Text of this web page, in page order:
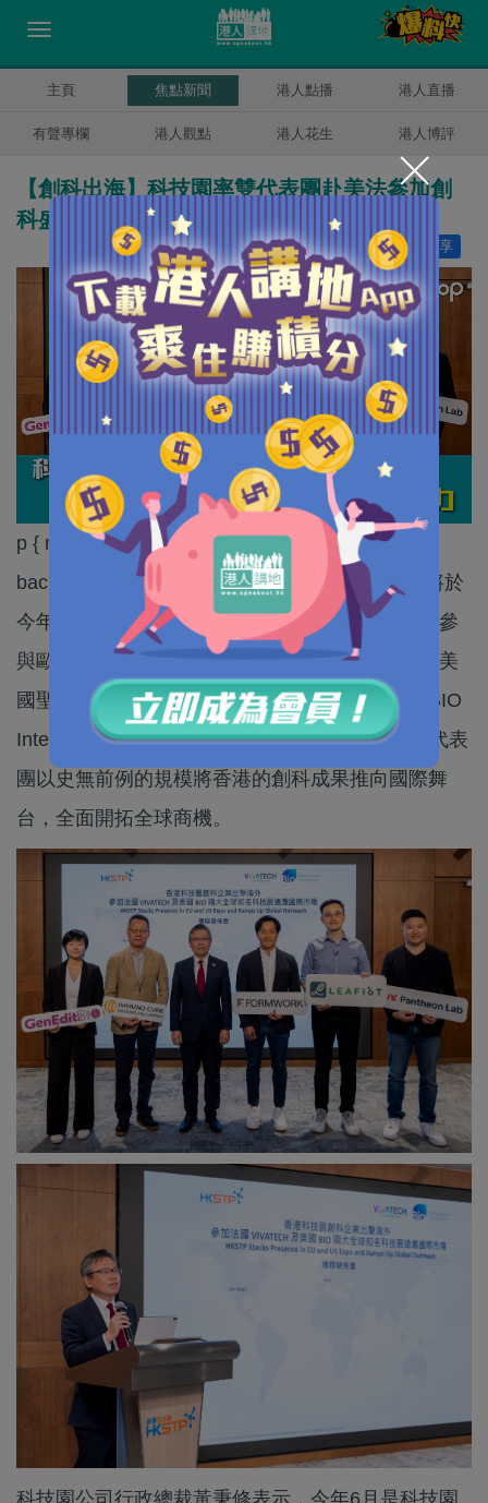
主頁 焦點新聞 港人點播 港人直播
有聲專欄 港人觀點 港人花生 港人博評
【創科出海】科技園率雙代表團赴美法參加創
科盛會 展示本港AI及生物科技實力
分享
讚好 6
p { margin-bottom: 0.25cm; line-height: 115%;
background: transparent香港科技園公司宣布，將於
今年6月率領兩大創科代表團，分別前往法國巴黎參
與歐洲頂尖初創及科技展覽VivaTech 2026，以及美
國聖地牙哥的全球最大規模的生命健康科技盛事BIO
International Convention （BIO）2026。是次雙代表
團以史無前例的規模將香港的創科成果推向國際舞
台，全面開拓全球商機。
科技園公司行政總裁黃秉修表示，今年6月是科技園